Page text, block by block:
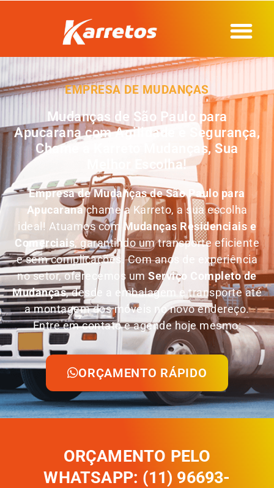
EMPRESA DE MUDANÇAS
Mudanças de São Paulo para
Apucarana com Agilidade e Segurança,
Chame a Karreto Mudanças, Sua
Melhor Escolha!
Empresa deMudanças de São Paulo para
Apucaranachame a Karreto, a sua escolha
ideal! Atuamos comMudanças Residenciais e
Comerciais, garantindo um transporte eficiente
e sem complicações. Com anos de experiência
no setor, oferecemos umServiço Completo de
Mudanças, desde a embalagem e transporte até
a montagem dos móveis no novo endereço.
Entre em contato e agende hoje mesmo:
ORÇAMENTO RÁPIDO
ORÇAMENTO PELO
WHATSAPP: (11) 96693-